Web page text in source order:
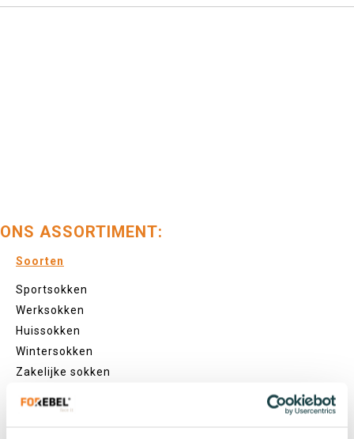
ONS ASSORTIMENT:
Soorten
Sportsokken
Werksokken
Huissokken
Wintersokken
Zakelijke sokken